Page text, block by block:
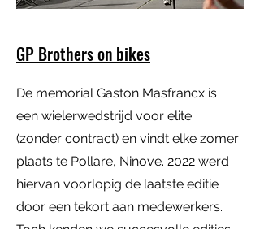
GP Brothers on bikes
De memorial Gaston Masfrancx is
een wielerwedstrijd voor elite
(zonder contract) en vindt elke zomer
plaats te Pollare, Ninove. 2022 werd
hiervan voorlopig de laatste editie
door een tekort aan medewerkers.